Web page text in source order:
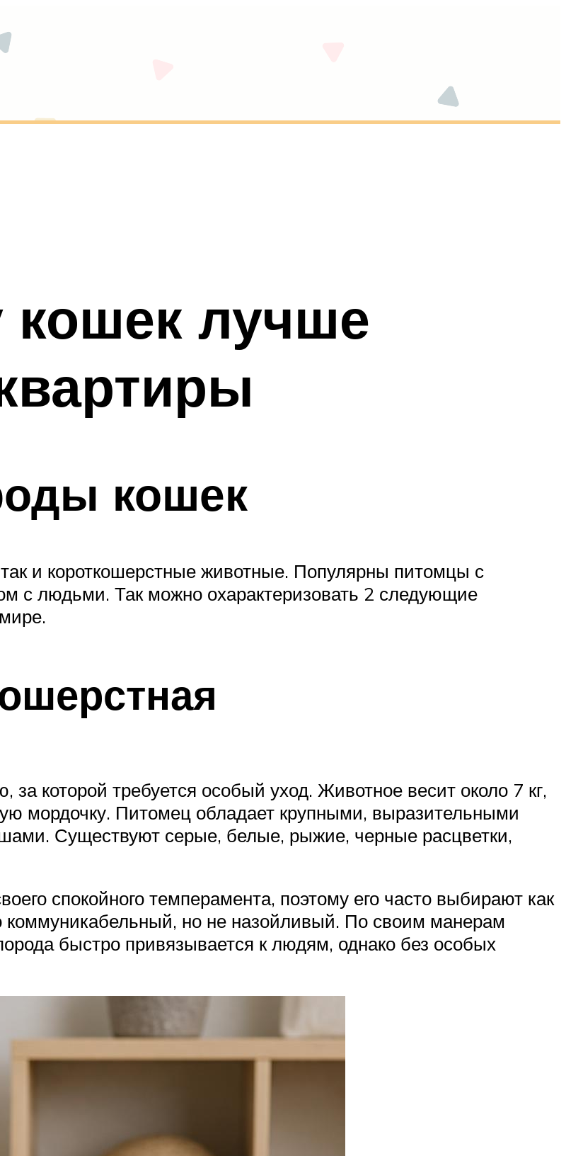
лучше
кошек
и короткошерстные животные. Популярны питомцы с
с людьми. Так можно охарактеризовать 2 следующие
которой требуется особый уход. Животное весит около 7 кг,
мордочку. Питомец обладает крупными, выразительными
Существуют серые, белые, рыжие, черные расцветки,
спокойного темперамента, поэтому его часто выбирают как
коммуникабельный, но не назойливый. По своим манерам
быстро привязывается к людям, однако без особых